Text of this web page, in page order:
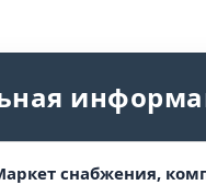
снабжения,